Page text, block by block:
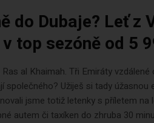
do Dubaje? Leť z
top sezóně od 5
Ras al Khaimah. Tři Emiráty
společného? Užiješ si tady
jsme totiž letenky s příletem
autem či taxíken do zhruba 30